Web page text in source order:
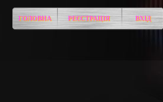
ГОЛОВНА РЕЄСТРАЦІЯ ВХІД